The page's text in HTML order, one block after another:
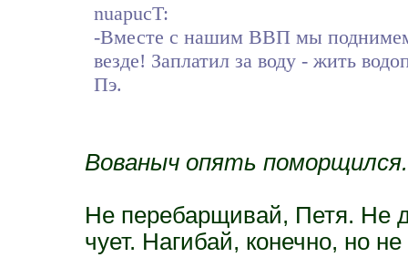
nuapucT:
-Вместе с нашим ВВП мы
везде! Заплатил за воду - жить
Пэ.
Вованыч опять поморщился.
Не перебарщивай, Петя. Не
чует. Нагибай, конечно, но не